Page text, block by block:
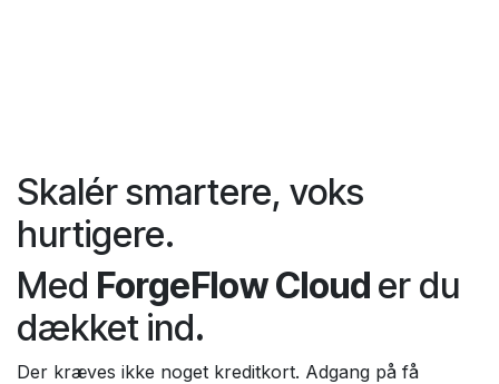
Skalér smartere, voks
hurtigere.
Med ForgeFlow Cloud er du
dækket ind.
Der kræves ikke noget kreditkort. Adgang på få